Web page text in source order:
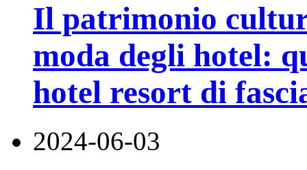
Il patrimonio
moda degli hotel:
hotel resort di
2024-06-03